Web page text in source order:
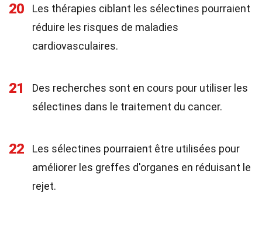
20
Les thérapies ciblant les sélectines pourraient
réduire les risques de maladies
cardiovasculaires.
21
Des recherches sont en cours pour utiliser les
sélectines dans le traitement du cancer.
22
Les sélectines pourraient être utilisées pour
améliorer les greffes d'organes en réduisant le
rejet.